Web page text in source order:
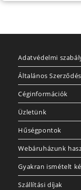
Adatvédelmi
Általános
Céginformációk
Üzletünk
Hűségpontok
Webáruházunk
Gyakran ismételt
Szállítási díjak